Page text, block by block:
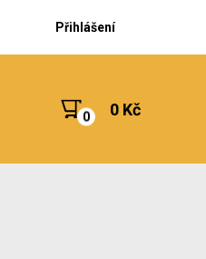
Přihlášení
0 Kč